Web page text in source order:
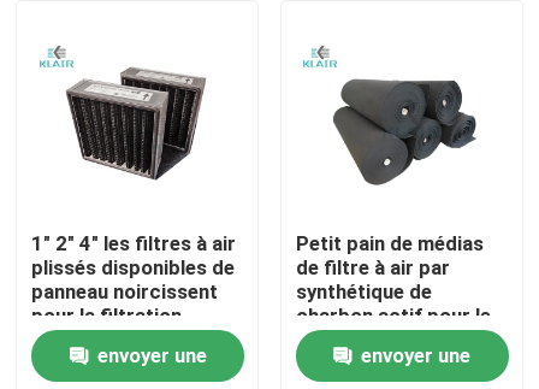
Maison
1" 2" 4" les filtres à air
plissés disponibles de
panneau noircissent
pour la filtration
d'odeur/gaz
envoyer une
Petit pain de médias
de filtre à air par
synthétique de
charbon actif pour le
système de ventilation
de contrôle d'odeur
envoyer une